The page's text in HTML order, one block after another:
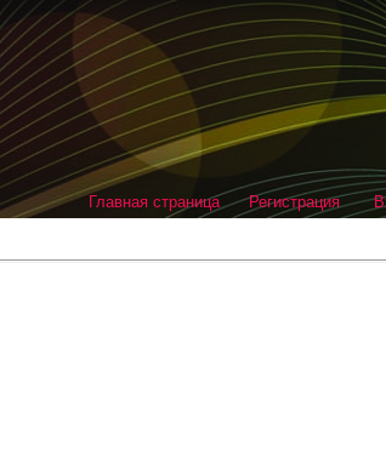
Главная страница Регистрация